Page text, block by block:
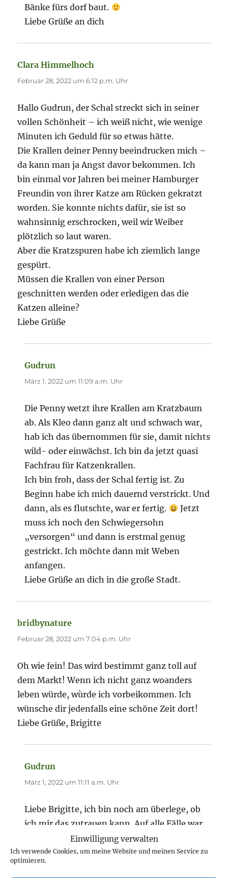
Einwilligung verwalten
Ich verwende Cookies, um meine Website und meinen Service zu
optimieren.
Bänke fürs dorf baut.
Liebe Grüße an dich
Clara Himmelhoch
Februar 28, 2022 um 6:12 p.m. Uhr
Hallo Gudrun, der Schal streckt sich in seiner
vollen Schönheit – ich weiß nicht, wie wenige
Minuten ich Geduld für so etwas hätte.
Die Krallen deiner Penny beeindrucken mich –
da kann man ja Angst davor bekommen. Ich
bin einmal vor Jahren bei meiner Hamburger
Freundin von ihrer Katze am Rücken gekratzt
worden. Sie konnte nichts dafür, sie ist so
wahnsinnig erschrocken, weil wir Weiber
plötzlich so laut waren.
Aber die Kratzspuren habe ich ziemlich lange
gespürt.
Müssen die Krallen von einer Person
geschnitten werden oder erledigen das die
Katzen alleine?
Liebe Grüße
Gudrun
März 1, 2022 um 11:09 a.m. Uhr
Die Penny wetzt ihre Krallen am Kratzbaum
ab. Als Kleo dann ganz alt und schwach war,
hab ich das übernommen für sie, damit nichts
wild- oder einwächst. Ich bin da jetzt quasi
Fachfrau für Katzenkrallen.
Ich bin froh, dass der Schal fertig ist. Zu
Beginn habe ich mich dauernd verstrickt. Und
dann, als es flutschte, war er fertig.
Jetzt
muss ich noch den Schwiegersohn
„versorgen“ und dann is erstmal genug
gestrickt. Ich möchte dann mit Weben
anfangen.
Liebe Grüße an dich in die große Stadt.
bridbynature
Februar 28, 2022 um 7:04 p.m. Uhr
Oh wie fein! Das wird bestimmt ganz toll auf
dem Markt! Wenn ich nicht ganz woanders
leben würde, wùrde ich vorbeikommen. Ich
wünsche dir jedenfalls eine schöne Zeit dort!
Liebe Grüße, Brigitte
Gudrun
März 1, 2022 um 11:11 a.m. Uhr
Liebe Brigitte, ich bin noch am überlege, ob
ich mir das zutrauen kann. Auf alle Fälle war
ich sehr glücklich, dass man sich noch an
mich erinnerte.